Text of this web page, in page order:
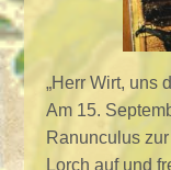
„Herr Wirt, uns
Am 15.
Ranunculus
Lorch auf und